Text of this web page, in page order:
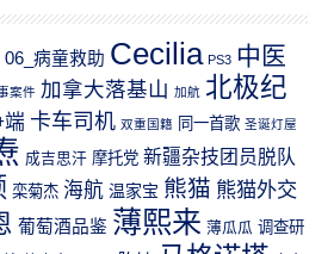
06_病童救助 Cecilia PS3 中医
案件 加拿大落基山 加航 北极纪
端 卡车司机 双重国籍 同一首歌 圣诞灯屋
成吉思汗 摩托党 新疆杂技团员脱队
栾菊杰 海航 温家宝 熊猫 熊猫外交
葡萄酒品鉴 薄熙来 薄瓜瓜 调查研